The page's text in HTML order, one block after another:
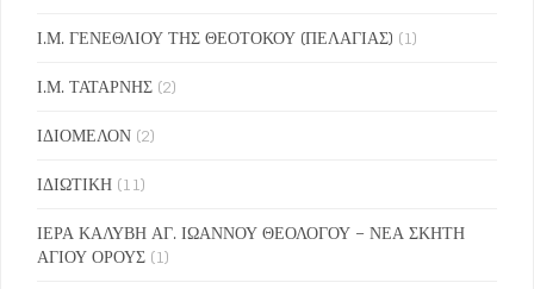
Ι.Μ. ΓΕΝΕΘΛΙΟΥ ΤΗΣ ΘΕΟΤΟΚΟΥ (ΠΕΛΑΓΙΑΣ) (1)
Ι.Μ. ΤΑΤΑΡΝΗΣ (2)
ΙΔΙΟΜΕΛΟΝ (2)
ΙΔΙΩΤΙΚΗ (11)
ΙΕΡΑ ΚΑΛΥΒΗ ΑΓ. ΙΩΑΝΝΟΥ ΘΕΟΛΟΓΟΥ – ΝΕΑ ΣΚΗΤΗ
ΑΓΙΟΥ ΟΡΟΥΣ (1)